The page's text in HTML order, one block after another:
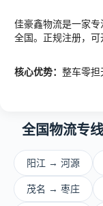
佳豪鑫物流是一家
全国。正规注册，
核心优势： 整车零担
全国物流专
阳江 → 河源
茂名 → 枣庄